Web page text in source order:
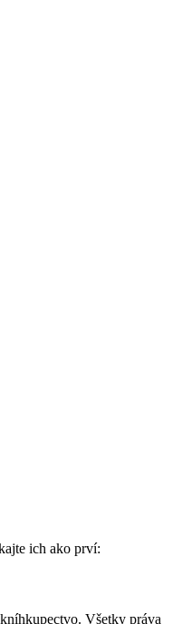
ich ako prví:
Všetky práva